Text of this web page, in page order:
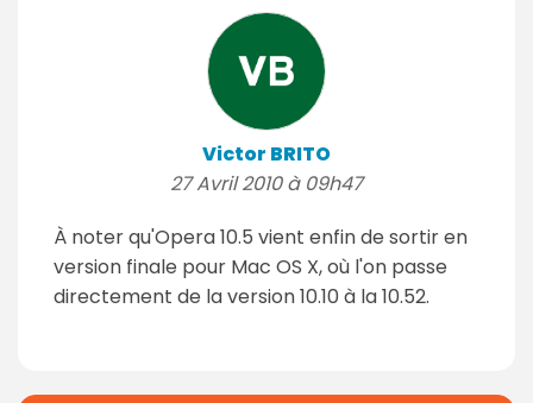
Victor BRITO
27 Avril 2010 à 09h47
À noter qu'Opera 10.5 vient enfin de sortir en
version finale pour Mac OS X, où l'on passe
directement de la version 10.10 à la 10.52.